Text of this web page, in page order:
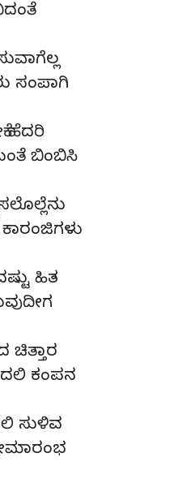
ಸಂಪಾಗಿ
ಹೆದರಿ
ಬಿಂಬಿಸಿ
ಹಿತ
ಕಂಪನ
ಸುಳಿವ